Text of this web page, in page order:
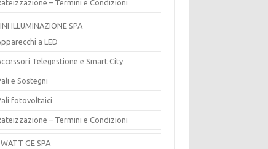
– Termini e Condizioni
ILLUMINAZIONE SPA
a LED
Telegestione e Smart City
e Sostegni
fotovoltaici
– Termini e Condizioni
GE SPA